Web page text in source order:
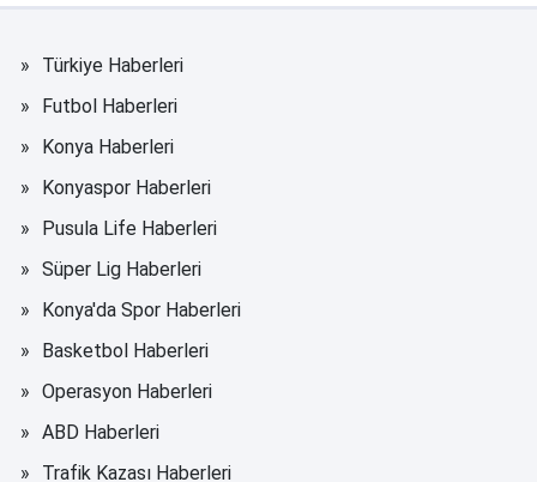
Türkiye Haberleri
Futbol Haberleri
Konya Haberleri
Konyaspor Haberleri
Pusula Life Haberleri
Süper Lig Haberleri
Konya'da Spor Haberleri
Basketbol Haberleri
Operasyon Haberleri
ABD Haberleri
Trafik Kazası Haberleri